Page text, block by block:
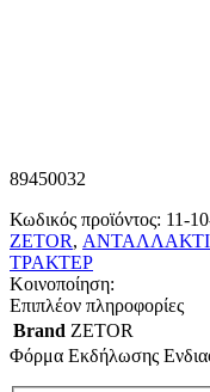
89450032
Κωδικός προϊόντος: 11-
ZETOR,
ΤΡΑΚΤΕΡ
Κοινοποίηση:
Επιπλέον πληροφορίες
Brand ZETOR
Φόρμα Εκδήλωσης